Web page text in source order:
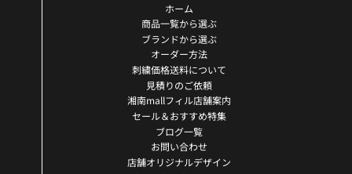
ホーム
商品一覧から選ぶ
ブランドから選ぶ
オーダー方法
刺繍価格送料について
見積りのご依頼
湘南mallフィル店舗案内
セール＆おすすめ特集
ブログ一覧
お問い合わせ
店舗オリジナルデザイン